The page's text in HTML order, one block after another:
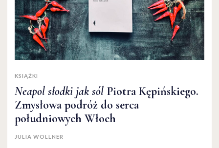
KSIĄŻKI
Neapol słodki jak sól Piotra Kępińskiego.
Zmysłowa podróż do serca
południowych Włoch
JULIA WOLLNER